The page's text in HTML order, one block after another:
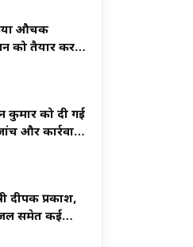
औचक
को तैयार करने
कुमार को दी गई
और कार्रवाई
दीपक प्रकाश,
समेत कई